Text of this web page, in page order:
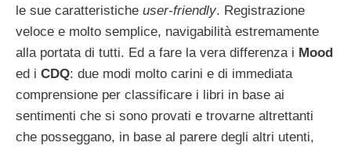
le sue caratteristiche user-friendly. Registrazione
veloce e molto semplice, navigabilità estremamente
alla portata di tutti. Ed a fare la vera differenza i Mood
ed i CDQ: due modi molto carini e di immediata
comprensione per classificare i libri in base ai
sentimenti che si sono provati e trovarne altrettanti
che posseggano, in base al parere degli altri utenti,